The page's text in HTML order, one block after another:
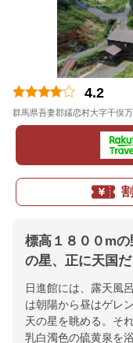
4.2
群馬県吾妻郡嬬恋村大字干俣
標高１８００m
の星、正に天国だ
日進館には、露天風
は朝陽から昼はゲレ
天の星を眺める。そ
乳白濁色の硫黄泉を